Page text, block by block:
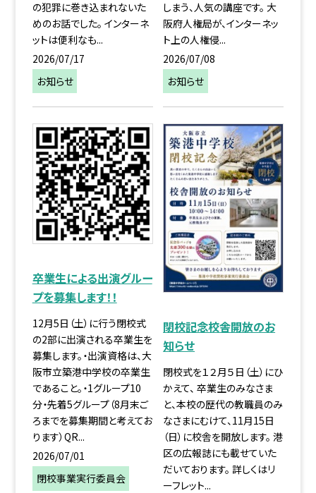
の犯罪に巻き込まれないた
めのお話でした。 インターネ
ットは便利なも...
2026/07/17
お知らせ
しまう、人気の講座です。 大
阪府人権局が、インターネッ
ト上の人権侵...
2026/07/08
お知らせ
卒業生による出演グルー
プを募集します！！
12月5日（土）に行う閉校式
の2部に出演される卒業生を
募集します。・出演資格は、大
阪市立築港中学校の卒業生
であること。・1グループ10
分・先着5グループ（8月末ご
ろまでを募集期間と考えてお
ります）QR...
2026/07/01
閉校事業実行委員会
閉校記念校舎開放のお
知らせ
閉校式を１２月５日（土）にひ
かえて、 卒業生のみなさま
と、本校の歴代の教職員のみ
なさまにむけて、11月15日
（日）に校舎を開放します。 港
区の広報誌にも載せていた
だいております。 詳しくはリ
ーフレット...